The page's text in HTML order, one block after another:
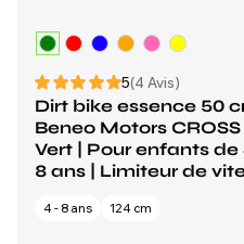
5(4 Avis)
Dirt bike essence 50
Beneo Motors CROSS
Vert | Pour enfants de
8 ans | Limiteur de
4 - 8 ans 124 cm